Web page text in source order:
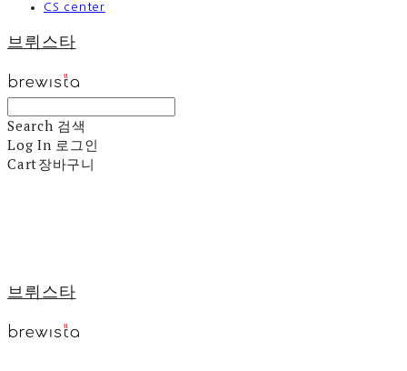
CS center
브뤼스타
Search 검색
Log In 로그인
Cart장바구니
브뤼스타